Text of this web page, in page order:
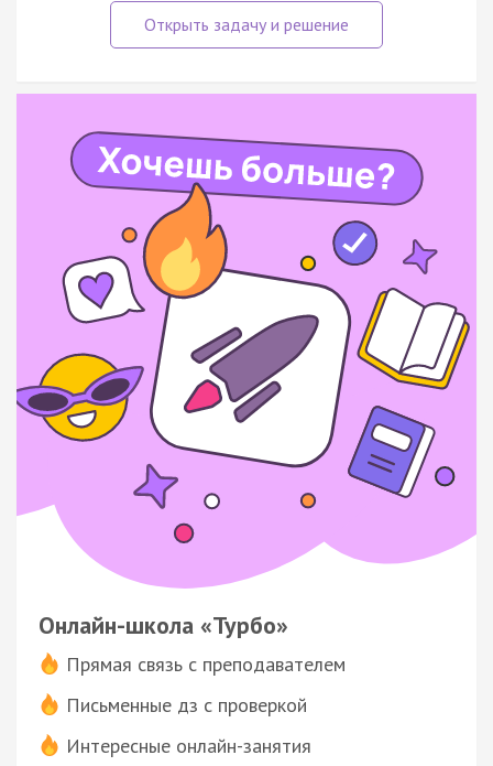
Онлайн-школа «Турбо»
Прямая связь с преподавателем
Письменные дз с проверкой
Интересные онлайн-занятия